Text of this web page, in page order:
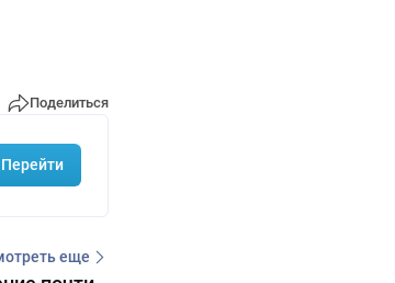
Поделиться
Перейти
еще